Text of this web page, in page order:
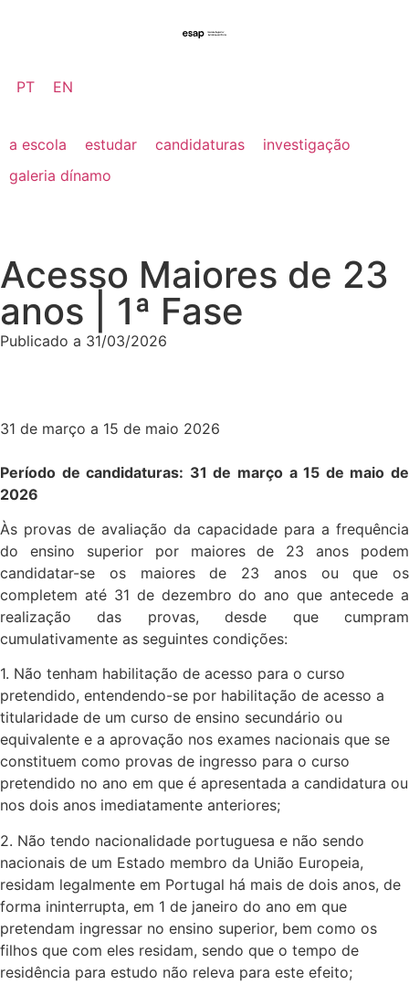
PT EN
a escola estudar candidaturas
investigação
galeria dínamo
Acesso Maiores de 23
anos | 1ª Fase
Publicado a 31/03/2026
31 de março a 15 de maio 2026
Período de candidaturas: 31 de março a 15 de maio de
2026
Às provas de avaliação da capacidade para a frequência
do ensino superior por maiores de 23 anos podem
candidatar-se os maiores de 23 anos ou que os
completem até 31 de dezembro do ano que antecede a
realização das provas, desde que cumpram
cumulativamente as seguintes condições:
1. Não tenham habilitação de acesso para o curso
pretendido, entendendo-se por habilitação de acesso a
titularidade de um curso de ensino secundário ou
equivalente e a aprovação nos exames nacionais que se
constituem como provas de ingresso para o curso
pretendido no ano em que é apresentada a candidatura ou
nos dois anos imediatamente anteriores;
2. Não tendo nacionalidade portuguesa e não sendo
nacionais de um Estado membro da União Europeia,
residam legalmente em Portugal há mais de dois anos, de
forma ininterrupta, em 1 de janeiro do ano em que
pretendam ingressar no ensino superior, bem como os
filhos que com eles residam, sendo que o tempo de
residência para estudo não releva para este efeito;